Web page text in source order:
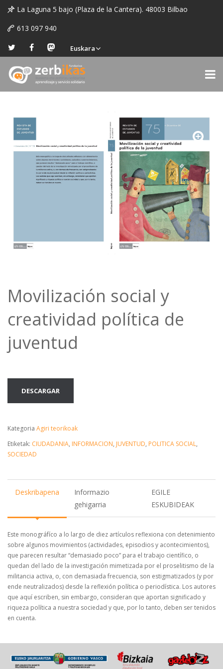
La Laguna 5 bajo (Plaza de la Cantera). 48003 Bilbao
613 097 940
Euskara
Movilización social y
creatividad política de
juventud
DESCARGAR
Kategoria Agiri teorikoak
Etiketak: CIUDADANIA, INFORMACION, JUVENTUD, POLITICA SOCIAL,
SOCIEDAD
Deskribapena
Informazio
gehigarria
EGILE
ESKUBIDEAK
Este monográfíco a lo largo de diez artículos reflexiona con detenimiento
sobre algunos movimientos (actividades, episodios y acontecimientos),
que parecen resultar “demasiado poco” para el trabajo científico, o
quedan del lado de la investigación mimetizada por el proselitismo de la
militancia activa, o, con demasiada frecuencia, son estigmatizados (y por
ende neutralizados) desde la reflexión política o periodística. Los autores
que aquí escriben, sin embargo, consideran que aportan significado y
riqueza política a nuestra sociedad y que, por lo tanto, deben ser tenidos
en cuenta.